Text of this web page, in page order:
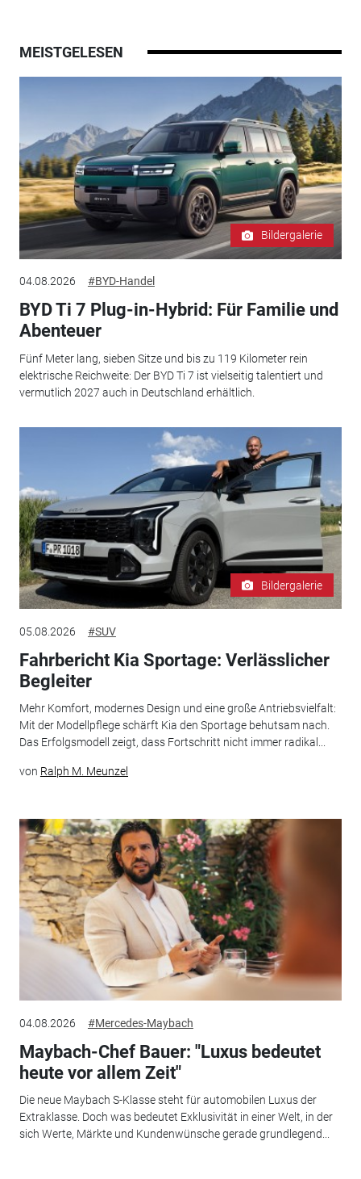
MEISTGELESEN
Bildergalerie
04.08.2026 #BYD-Handel
BYD Ti 7 Plug-in-Hybrid: Für Familie und
Abenteuer
Fünf Meter lang, sieben Sitze und bis zu 119 Kilometer rein
elektrische Reichweite: Der BYD Ti 7 ist vielseitig talentiert und
vermutlich 2027 auch in Deutschland erhältlich.
Bildergalerie
05.08.2026 #SUV
Fahrbericht Kia Sportage: Verlässlicher
Begleiter
Mehr Komfort, modernes Design und eine große Antriebsvielfalt:
Mit der Modellpflege schärft Kia den Sportage behutsam nach.
Das Erfolgsmodell zeigt, dass Fortschritt nicht immer radikal...
von Ralph M. Meunzel
04.08.2026 #Mercedes-Maybach
Maybach-Chef Bauer: "Luxus bedeutet
heute vor allem Zeit"
Die neue Maybach S-Klasse steht für automobilen Luxus der
Extraklasse. Doch was bedeutet Exklusivität in einer Welt, in der
sich Werte, Märkte und Kundenwünsche gerade grundlegend...